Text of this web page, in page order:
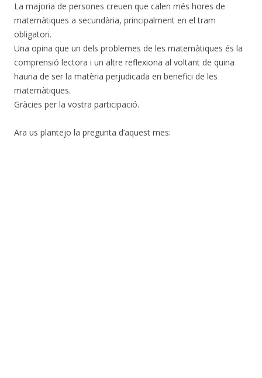
La majoria de persones creuen que calen més hores de
matemàtiques a secundària, principalment en el tram
obligatori.
Una opina que un dels problemes de les matemàtiques és la
comprensió lectora i un altre reflexiona al voltant de quina
hauria de ser la matèria perjudicada en benefici de les
matemàtiques.
Gràcies per la vostra participació.
Ara us plantejo la pregunta d’aquest mes: